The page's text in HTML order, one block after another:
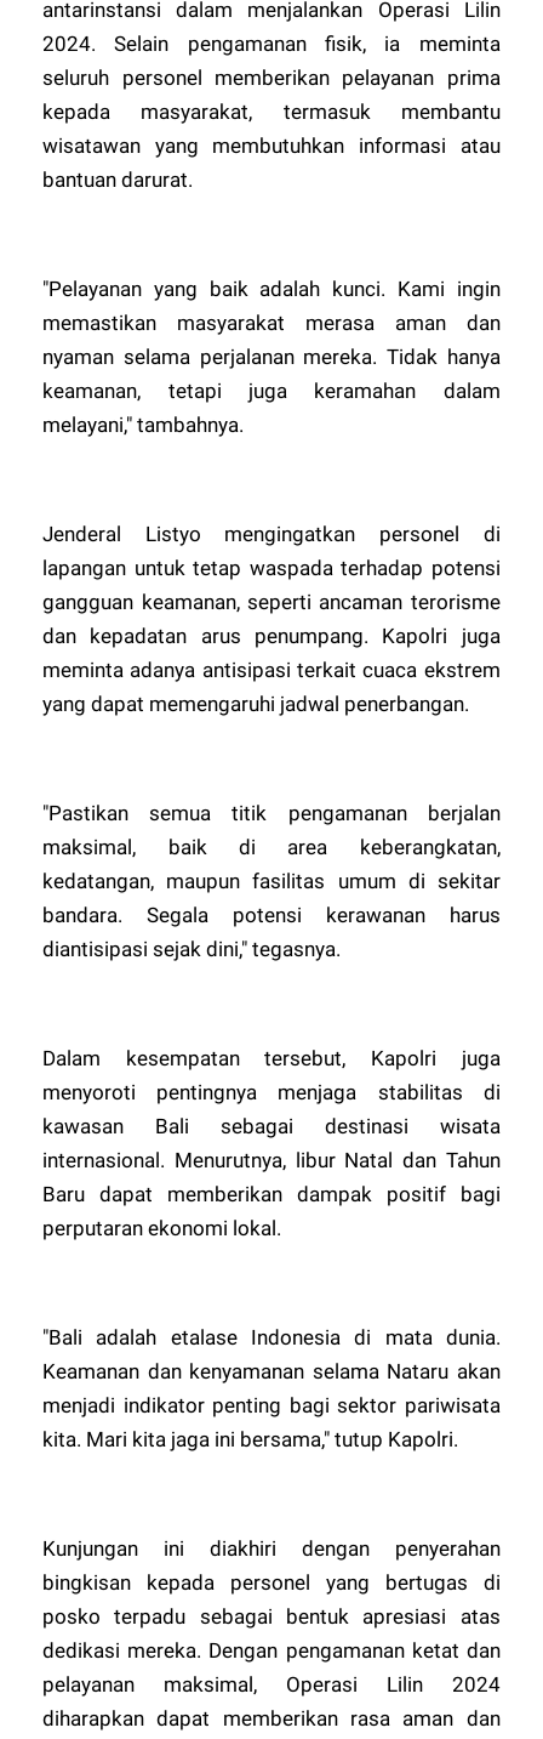
antarinstansi dalam menjalankan Operasi Lilin
2024. Selain pengamanan fisik, ia meminta
seluruh personel memberikan pelayanan prima
kepada masyarakat, termasuk membantu
wisatawan yang membutuhkan informasi atau
bantuan darurat.
"Pelayanan yang baik adalah kunci. Kami ingin
memastikan masyarakat merasa aman dan
nyaman selama perjalanan mereka. Tidak hanya
keamanan, tetapi juga keramahan dalam
melayani," tambahnya.
Jenderal Listyo mengingatkan personel di
lapangan untuk tetap waspada terhadap potensi
gangguan keamanan, seperti ancaman terorisme
dan kepadatan arus penumpang. Kapolri juga
meminta adanya antisipasi terkait cuaca ekstrem
yang dapat memengaruhi jadwal penerbangan.
"Pastikan semua titik pengamanan berjalan
maksimal, baik di area keberangkatan,
kedatangan, maupun fasilitas umum di sekitar
bandara. Segala potensi kerawanan harus
diantisipasi sejak dini," tegasnya.
Dalam kesempatan tersebut, Kapolri juga
menyoroti pentingnya menjaga stabilitas di
kawasan Bali sebagai destinasi wisata
internasional. Menurutnya, libur Natal dan Tahun
Baru dapat memberikan dampak positif bagi
perputaran ekonomi lokal.
"Bali adalah etalase Indonesia di mata dunia.
Keamanan dan kenyamanan selama Nataru akan
menjadi indikator penting bagi sektor pariwisata
kita. Mari kita jaga ini bersama," tutup Kapolri.
Kunjungan ini diakhiri dengan penyerahan
bingkisan kepada personel yang bertugas di
posko terpadu sebagai bentuk apresiasi atas
dedikasi mereka. Dengan pengamanan ketat dan
pelayanan maksimal, Operasi Lilin 2024
diharapkan dapat memberikan rasa aman dan